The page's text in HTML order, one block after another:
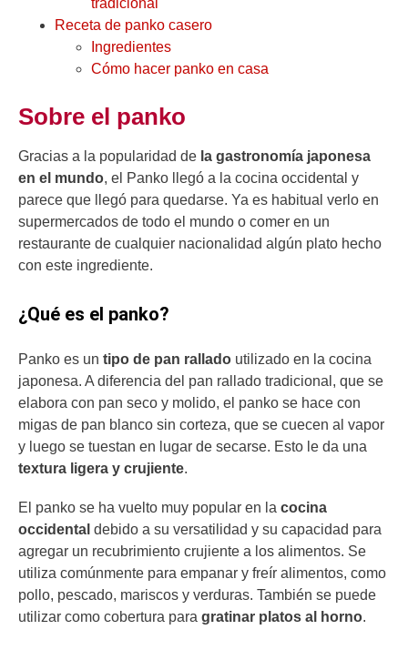
Receta de panko casero
Ingredientes
Cómo hacer panko en casa
Sobre el panko
Gracias a la popularidad de la gastronomía japonesa
en el mundo, el Panko llegó a la cocina occidental y
parece que llegó para quedarse. Ya es habitual verlo en
supermercados de todo el mundo o comer en un
restaurante de cualquier nacionalidad algún plato hecho
con este ingrediente.
¿Qué es el panko?
Panko es un tipo de pan rallado utilizado en la cocina
japonesa. A diferencia del pan rallado tradicional, que se
elabora con pan seco y molido, el panko se hace con
migas de pan blanco sin corteza, que se cuecen al vapor
y luego se tuestan en lugar de secarse. Esto le da una
textura ligera y crujiente.
El panko se ha vuelto muy popular en la cocina
occidental debido a su versatilidad y su capacidad para
agregar un recubrimiento crujiente a los alimentos. Se
utiliza comúnmente para empanar y freír alimentos, como
pollo, pescado, mariscos y verduras. También se puede
utilizar como cobertura para gratinar platos al horno.